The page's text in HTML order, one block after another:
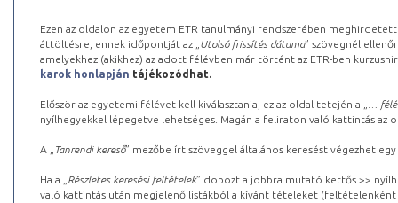
Ezen az oldalon az egyetem ETR tanulmányi rendszerében
áttöltésre, ennek időpontját az „ Utolsó frissítés dátuma” szövegnél
amelyekhez (akikhez) az adott félévben már történt az ETR-ben
karok honlapján tájékozódhat.
Először az egyetemi félévet kell kiválasztania, ez az oldal tetején a „
…
nyílhegyekkel lépegetve lehetséges. Magán a feliraton való kattintás az
A „ Tanrendi kereső” mezőbe írt szöveggel általános keresést végezhet
Ha a „ Részletes keresési feltételek” dobozt a jobbra mutató kettős >>
való kattintás után megjelenő listákból a kívánt tételeket (feltételenként